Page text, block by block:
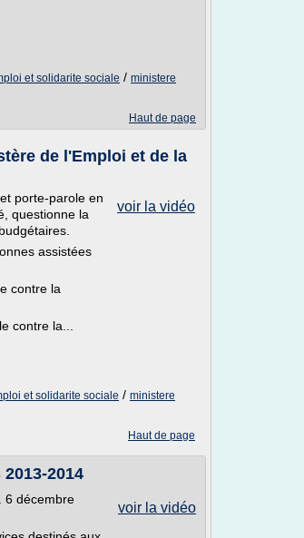
et solidarite sociale / ministere
Haut de page
de l'Emploi et de la
voir la vidéo
porte-parole en
questionne la
assistées
contre la
contre la...
et solidarite sociale / ministere
Haut de page
2014
voir la vidéo
6 décembre